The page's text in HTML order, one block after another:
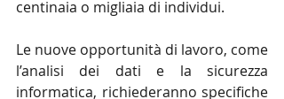
centinaia o migliaia di individui.
Le nuove opportunità di lavoro, come
l’analisi dei dati e la sicurezza
informatica, richiederanno specifiche